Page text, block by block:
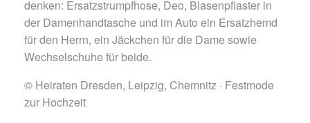
denken: Ersatzstrumpfhose, Deo, Blasenpflaster in
der Damenhandtasche und im Auto ein Ersatzhemd
für den Herrn, ein Jäckchen für die Dame sowie
Wechselschuhe für beide.
© Heiraten Dresden, Leipzig, Chemnitz · Festmode
zur Hochzeit